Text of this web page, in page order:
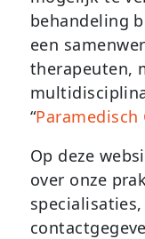
behandeling
een
therapeuten,
“
Op deze
over onze